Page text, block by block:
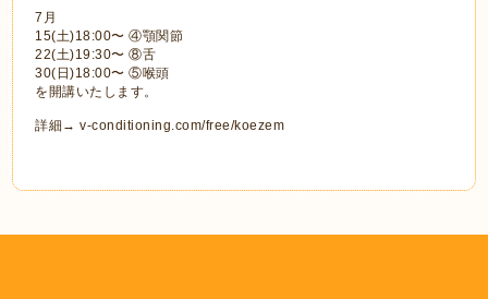
7月
15(土)18:00〜 ④顎関節
22(土)19:30〜 ⑧舌
30(日)18:00〜 ⑤喉頭
を開講いたします。
詳細→ v-conditioning.com/free/koezem